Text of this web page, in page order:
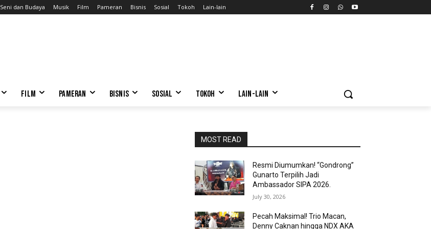
Seni dan Budaya Musik Film Pameran Bisnis Sosial Tokoh Lain-lain
FILM PAMERAN BISNIS SOSIAL TOKOH LAIN-LAIN
MOST READ
Resmi Diumumkan! “Gondrong”
Gunarto Terpilih Jadi
Ambassador SIPA 2026.
July 30, 2026
Pecah Maksimal! Trio Macan,
Denny Caknan hingga NDX AKA